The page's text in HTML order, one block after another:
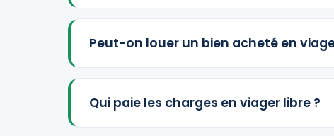
Peut-on louer un bien acheté en
Qui paie les charges en viager libre ?